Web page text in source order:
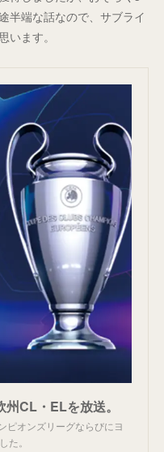
半端な話なので、サブライ
ます。
州CL・ELを放送。
ピオンズリーグならびにヨ
た。